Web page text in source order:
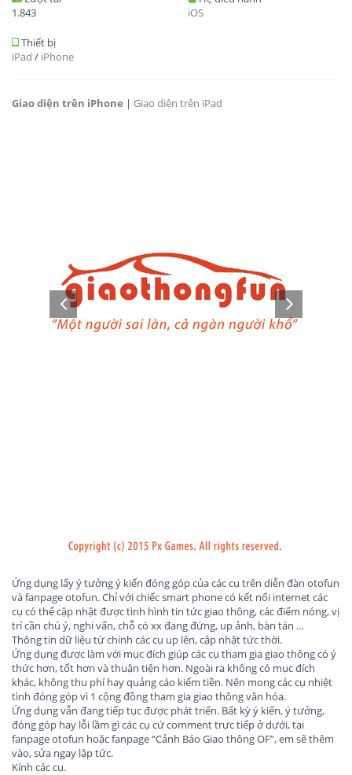
1.843
iOS
Thiết bị
iPad / iPhone
Giao diện trên iPhone | Giao diện trên iPad
Ứng dụng lấy ý tưởng ý kiến đóng góp của các cụ trên diễn đàn otofun
và fanpage otofun. Chỉ với chiếc smart phone có kết nối internet các
cụ có thể cập nhật được tình hình tin tức giao thông, các điểm nóng, vị
trí cần chú ý, nghi vấn, chỗ có xx đang đứng, up ảnh, bàn tán …
Thông tin dữ liệu từ chính các cụ up lên, cập nhật tức thời.
Ứng dụng được làm với mục đích giúp các cụ tham gia giao thông có ý
thức hơn, tốt hơn và thuận tiện hơn. Ngoài ra không có mục đích
khác, không thu phí hay quảng cáo kiếm tiền. Nên mong các cụ nhiệt
tình đóng góp vì 1 cộng đồng tham gia giao thông văn hóa.
Ứng dụng vẫn đang tiếp tục được phát triển. Bất kỳ ý kiến, ý tưởng,
đóng góp hay lỗi lầm gì các cụ cứ comment trực tiếp ở dưới, tại
fanpage otofun hoặc fanpage “Cảnh Báo Giao thông OF”, em sẽ thêm
vào, sửa ngay lập tức.
Kính các cụ.